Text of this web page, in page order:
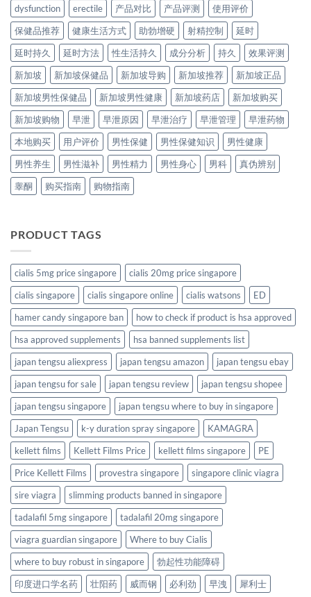
dysfunction erectile 产品对比 产品评测
使用评价
保健品推荐
健康生活方式 助勃增硬 射精控制
延时
延时持久
延时方法 性生活持久 成分分析 持久
效果评测
新加坡
新加坡保健品 新加坡导购 新加坡推荐
新加坡正品
新加坡男性保健品
新加坡男性健康 新加坡药店
新加坡购买
新加坡购物
早泄 早泄原因 早泄治疗 早泄管理
早泄药物
本地购买
用户评价 男性保健 男性保健知识
男性健康
男性养生
男性滋补 男性精力 男性身心 男科
真伪辨别
睾酮
购买指南 购物指南
PRODUCT TAGS
cialis 5mg price singapore
cialis 20mg price singapore
cialis singapore
cialis singapore online cialis watsons
ED
hamer candy singapore ban
how to check if product is hsa approved
hsa approved supplements
hsa banned supplements list
japan tengsu aliexpress
japan tengsu amazon
japan tengsu ebay
japan tengsu for sale
japan tengsu review
japan tengsu shopee
japan tengsu singapore
japan tengsu where to buy in singapore
Japan Tengsu
k-y duration spray singapore
KAMAGRA
kellett films
Kellett Films Price kellett films singapore
PE
Price Kellett Films
provestra singapore
singapore clinic viagra
sire viagra
slimming products banned in singapore
tadalafil 5mg singapore
tadalafil 20mg singapore
viagra guardian singapore
Where to buy Cialis
where to buy robust in singapore
勃起性功能障碍
印度进口学名药
壮阳药 威而钢 必利劲 早洩 犀利士